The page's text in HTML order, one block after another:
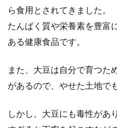
味噌は、馴
すよね。 昔
ら食用とされてきました。
たんぱく質や栄養素を豊富
ある健康食品です。
また、大豆は自分で育つた
があるので、やせた土地で
しかし、大豆にも毒性があ